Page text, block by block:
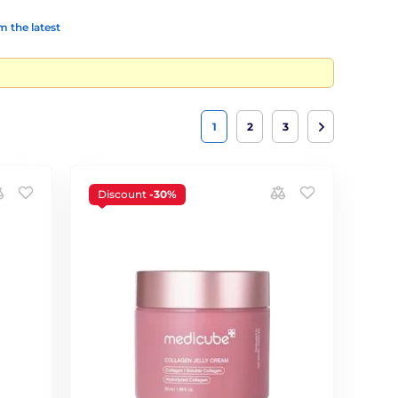
the latest
1 2 3
Discount-30%